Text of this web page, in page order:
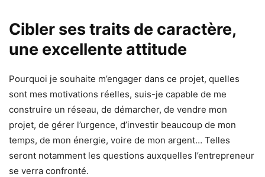
Cibler ses traits de caractère,
une excellente attitude
Pourquoi je souhaite m’engager dans ce projet, quelles
sont mes motivations réelles, suis-je capable de me
construire un réseau, de démarcher, de vendre mon
projet, de gérer l’urgence, d’investir beaucoup de mon
temps, de mon énergie, voire de mon argent… Telles
seront notamment les questions auxquelles l’entrepreneur
se verra confronté.